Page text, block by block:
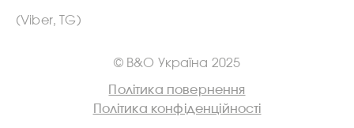
(Viber, TG)
© B&O Україна 2025
Політика повернення
Політика конфіденційності